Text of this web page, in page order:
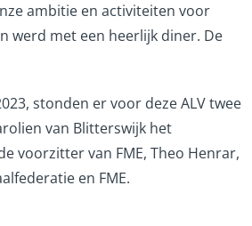
ambitie en activiteiten voor
werd met een heerlijk diner. De
stonden er voor deze ALV twee
van Blitterswijk het
voorzitter van FME, Theo Henrar,
en FME.